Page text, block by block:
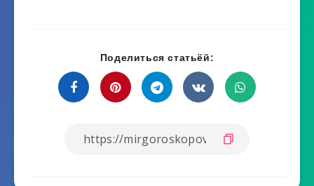
Поделиться статьёй: